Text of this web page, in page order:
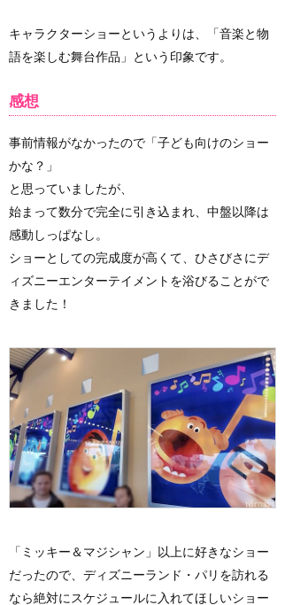
キャラクターショーというよりは、「音楽と物
語を楽しむ舞台作品」という印象です。
感想
事前情報がなかったので「子ども向けのショー
かな？」
と思っていましたが、
始まって数分で完全に引き込まれ、中盤以降は
感動しっぱなし。
ショーとしての完成度が高くて、ひさびさにデ
ィズニーエンターテイメントを浴びることがで
きました！
「ミッキー＆マジシャン」以上に好きなショー
だったので、ディズニーランド・パリを訪れる
なら絶対にスケジュールに入れてほしいショー